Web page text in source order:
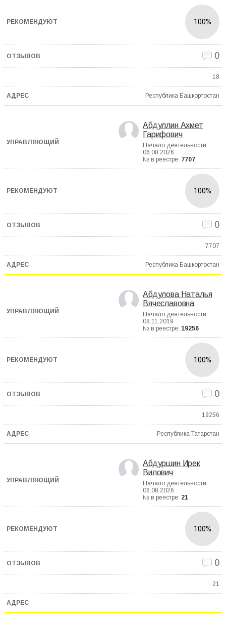
100%
0
18
Республика Башкортостан
Абдуллин Ахмет
Гарифович
Начало деятельности:
06.08.2026
№ в реестре: 7707
100%
0
7707
Республика Башкортостан
Абдулова Наталья
Вячеславовна
Начало деятельности:
08.11.2019
№ в реестре: 19256
100%
0
19256
Республика Татарстан
Абдуршин Ирек
Вилович
Начало деятельности:
06.08.2026
№ в реестре: 21
100%
0
21